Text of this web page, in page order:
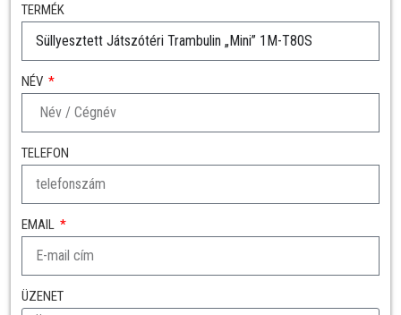
TERMÉK
NÉV
TELEFON
EMAIL
ÜZENET